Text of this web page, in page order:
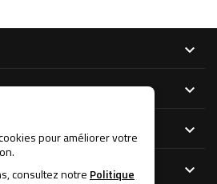




pour améliorer votre
consultez notre Politique